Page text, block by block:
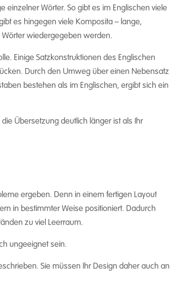
einzelner Wörter. So gibt es im Englischen viele
es hingegen viele Komposita – lange,
wiedergegeben werden.
Einige Satzkonstruktionen des Englischen
Durch den Umweg über einen Nebensatz
bestehen als im Englischen, ergibt sich ein
Übersetzung deutlich länger ist als Ihr
ergeben. Denn in einem fertigen Layout
in bestimmter Weise positioniert. Dadurch
zu viel Leerraum.
ungeeignet sein.
Sie müssen Ihr Design daher auch an